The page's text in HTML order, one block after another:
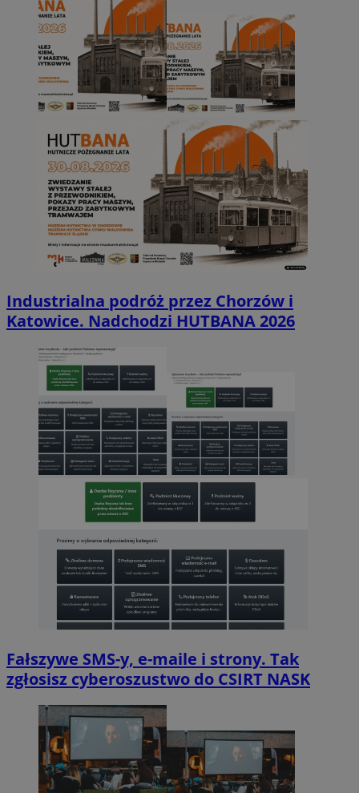
Industrialna podróż przez Chorzów i
Katowice. Nadchodzi HUTBANA 2026
Fałszywe SMS-y, e-maile i strony. Tak
zgłosisz cyberoszustwo do CSIRT NASK